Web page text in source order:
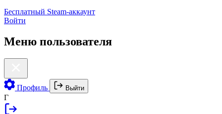
Бесплатный Steam-аккаунт
Войти
Меню пользователя
Профиль Выйти
Г